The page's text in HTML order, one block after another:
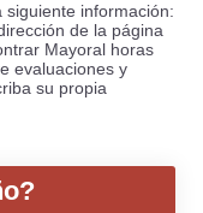
siguiente información:
de la página
Mayoral horas
evaluaciones y
su propia